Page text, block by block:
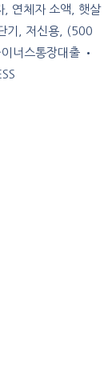
연체자 소액, 햇살
기, 저신용, (500
너스통장대출 •